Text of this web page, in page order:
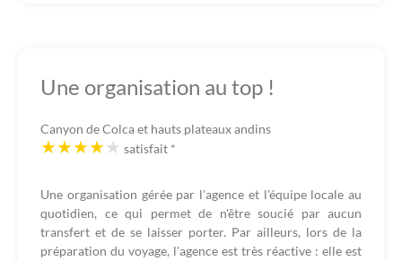
Une organisation au top !
Canyon de Colca et hauts plateaux andins
satisfait *
Une organisation gérée par l'agence et l'équipe locale au
quotidien, ce qui permet de n'être soucié par aucun
transfert et de se laisser porter. Par ailleurs, lors de la
préparation du voyage, l'agence est très réactive : elle est